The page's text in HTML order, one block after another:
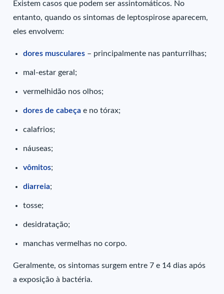
Existem casos que podem ser assintomáticos. No
entanto, quando os sintomas de leptospirose aparecem,
eles envolvem:
dores musculares – principalmente nas panturrilhas;
mal-estar geral;
vermelhidão nos olhos;
dores de cabeça e no tórax;
calafrios;
náuseas;
vômitos;
diarreia;
tosse;
desidratação;
manchas vermelhas no corpo.
Geralmente, os sintomas surgem entre 7 e 14 dias após
a exposição à bactéria.